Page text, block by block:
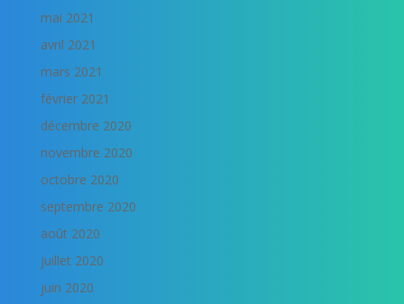
mai 2021
avril 2021
mars 2021
février 2021
décembre 2020
novembre 2020
octobre 2020
septembre 2020
août 2020
juillet 2020
juin 2020